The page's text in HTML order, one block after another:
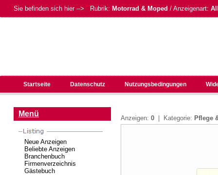
Sie befinden sich hier --> Rubrik: Motorrad & Moped / Anzeigenart:
Startseite Datenschutz Nutzungsbedingungen
Menü
Neue Anzeigen
Beliebte Anzeigen
Branchenbuch
Firmenverzeichnis
Gästebuch
Anzeigen: 0 | Kategorie: Pflege